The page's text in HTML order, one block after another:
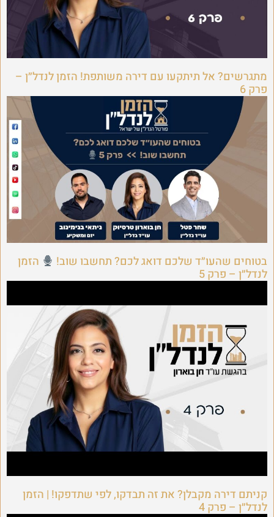
מתגרשים? אל תיתקעו עם דירה משותפת! הזמן לנדל״ן –
פרק 6
בטוחים שהעו״ד שלכם דואג לכם? תחשבו שוב! הזמן
לנדל״ן – פרק 5
קניתם דירה מקבלן? את זה תבדקו, לפי שתדפקו! | הזמן
לנדל״ן – פרק 4